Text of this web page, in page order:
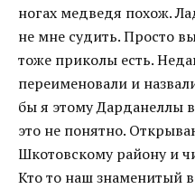
ногах медведя похож.
не мне судить. Просто
тоже приколы есть.
переименовали и
бы я этому Дарданеллы в
это не понятно.
Шкотовскому району и
Кто то наш знаменитый